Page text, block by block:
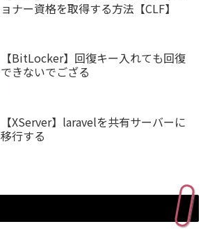
ョナー資格を取得する方法【CLF】
【BitLocker】回復キー入れても回復
できないでござる
【XServer】laravelを共有サーバーに
移行する